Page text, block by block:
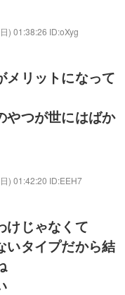
) 01:38:26 ID:oXyg
メリットになって
やつが世にはばか
) 01:42:20 ID:EEH7
けじゃなくて
いタイプだから結